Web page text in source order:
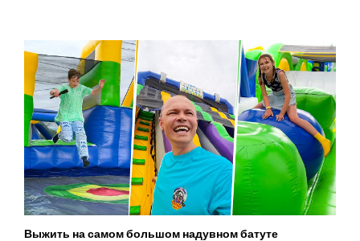
Выжить на самом большом надувном батуте